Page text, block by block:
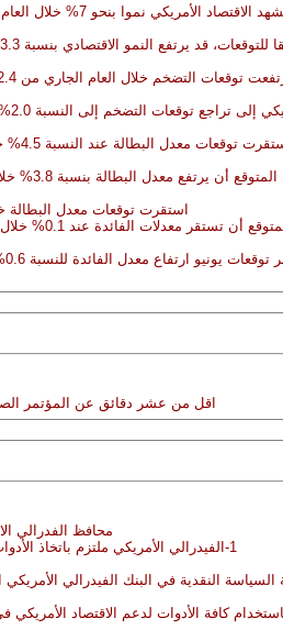
بنحو 7% خلال العام الجاري مقارنة بتوقعات بتسجيل 6.5% خلال مارس الماضي.
قد يرتفع النمو الاقتصادي بنسبة 3.3% و2.4% خلال عام 2022 و2023 على التوالي.
توقعات التضخم خلال العام الجاري من 2.4% خلال مارس إلى 3.4% خلال اجتماع يونيو.
بينما تستقر التوقعات عند النسبة 2.1% خلال 2023 بما يطابق توقعات مارس الماضي.
توقعات معدل البطالة عند النسبة 4.5% خلال 2021 بما يطابق توقعات مارس الماضي.
أن يرتفع معدل البطالة بنسبة 3.8% خلال 2022 مقارنة بتوقعات مارس بتسجيل 3.9%.
استقرت توقعات معدل البطالة خلال 2023 عند
تستقر معدلات الفائدة عند 0.1% خلال 2021 و2022 كما أشارت توقعات مارس الماضي.
يونيو ارتفاع معدل الفائدة للنسبة 0.6% خلال 2023 بعد توقعات مارس بتسجيل 0.1%.
اقل من عشر دقائق عن المؤتمر
محافظ الفدرالي
1-الفيدرالي الأمريكي ملتزم باتخاذ الأدوات المناسبة لدعم الاقتصاد الأمريكي.